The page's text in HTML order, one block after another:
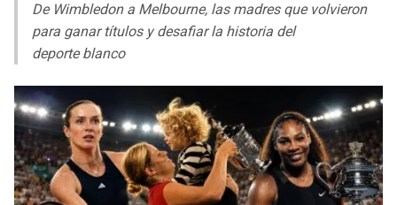
COPA LIBERTADORES
COPA SUDAMERICANA
LIGA BETPLAY
OTRAS LIGAS
RAVENS
BROWNS
STEELERS
PACERS
HAWKS
HORNETS
De Wimbledon a Melbourne, las madres que volvieron
para ganar títulos y desafiar la historia del
deporte blanco